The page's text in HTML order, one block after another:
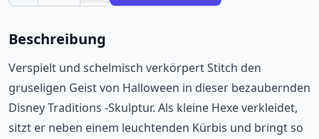
Beschreibung
Verspielt und schelmisch verkörpert Stitch den
gruseligen Geist von Halloween in dieser bezaubernden
Disney Traditions -Skulptur. Als kleine Hexe verkleidet,
sitzt er neben einem leuchtenden Kürbis und bringt so